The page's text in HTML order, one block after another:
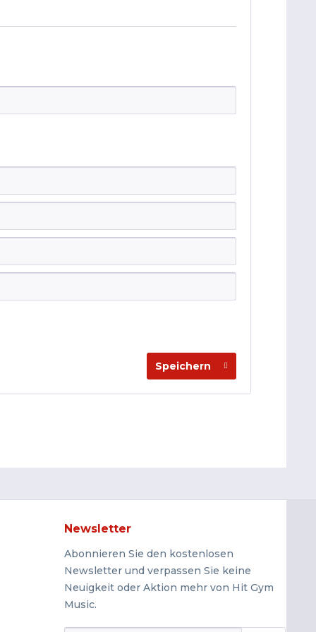
Speichern
Newsletter
Abonnieren Sie den kostenlosen
Newsletter und verpassen Sie keine
Neuigkeit oder Aktion mehr von Hit Gym
Music.